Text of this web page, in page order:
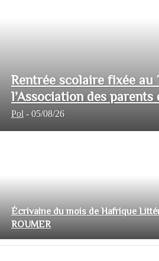
Rentrée scolaire fixée au
l’Association des parents
Pol - 05/08/26
Écrivaine du mois de Hafrique
ROUMER